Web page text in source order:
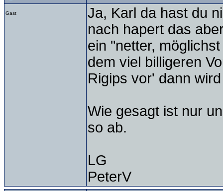
Gast
Ja, Karl da hast du
nach hapert das
ein "netter,
dem viel billigeren
Rigips vor' dann
Wie gesagt ist nur
so ab.
LG
PeterV